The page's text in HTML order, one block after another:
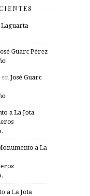
Guarc Pérez
en José Guarc
a La Jota
a La
a La Jota